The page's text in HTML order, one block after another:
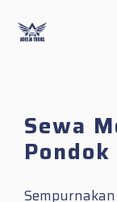
content
Sewa